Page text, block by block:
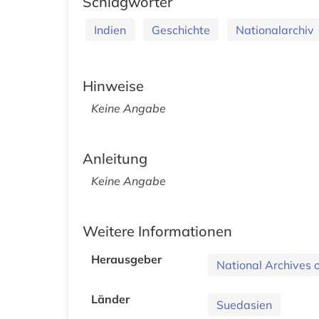
Indien Geschichte Nationalarchiv
Hinweise
Keine Angabe
Anleitung
Keine Angabe
Weitere Informationen
Herausgeber National Archives
Länder Suedasien